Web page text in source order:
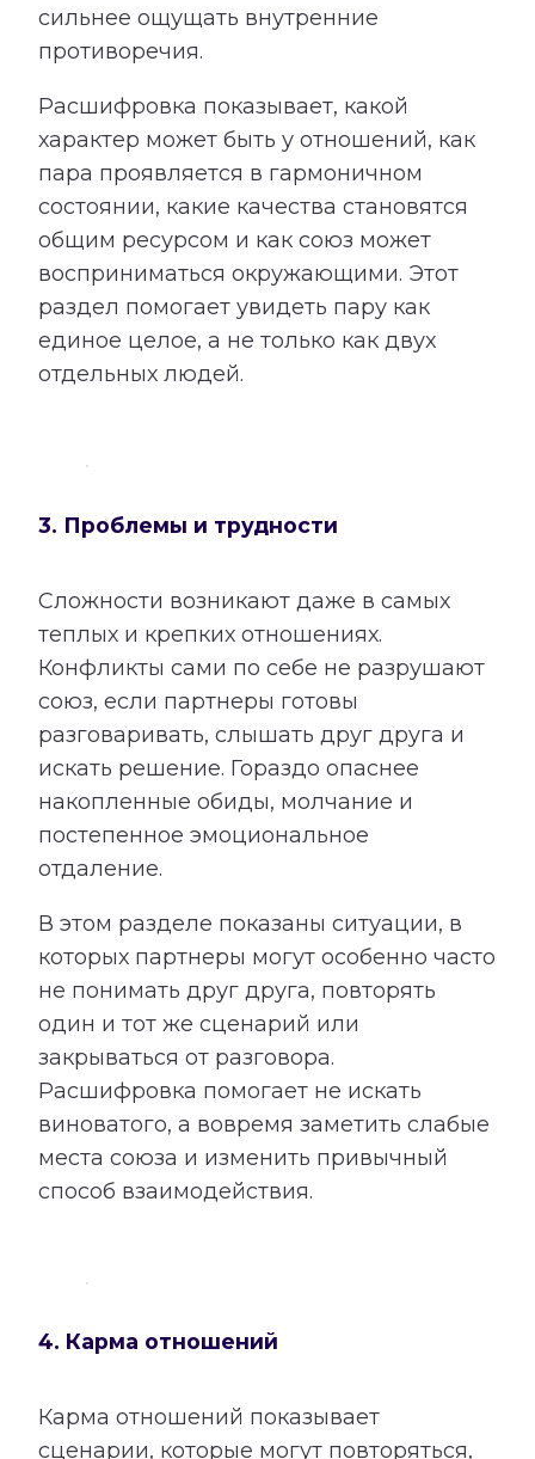
сильнее ощущать внутренние
противоречия.
Расшифровка показывает, какой
характер может быть у отношений, как
пара проявляется в гармоничном
состоянии, какие качества становятся
общим ресурсом и как союз может
восприниматься окружающими. Этот
раздел помогает увидеть пару как
единое целое, а не только как двух
отдельных людей.
3. Проблемы и трудности
Сложности возникают даже в самых
теплых и крепких отношениях.
Конфликты сами по себе не разрушают
союз, если партнеры готовы
разговаривать, слышать друг друга и
искать решение. Гораздо опаснее
накопленные обиды, молчание и
постепенное эмоциональное
отдаление.
В этом разделе показаны ситуации, в
которых партнеры могут особенно часто
не понимать друг друга, повторять
один и тот же сценарий или
закрываться от разговора.
Расшифровка помогает не искать
виноватого, а вовремя заметить слабые
места союза и изменить привычный
способ взаимодействия.
4. Карма отношений
Карма отношений показывает
сценарии, которые могут повторяться,